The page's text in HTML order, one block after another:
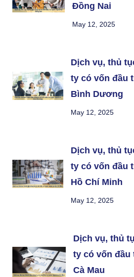
Đồng Nai
May 12, 2025
Dịch vụ, thủ
ty có vốn đầu
Bình Dương
May 12, 2025
Dịch vụ, thủ
ty có vốn đầu
Hồ Chí Minh
May 12, 2025
Dịch vụ, thủ
ty có vốn
Cà Mau